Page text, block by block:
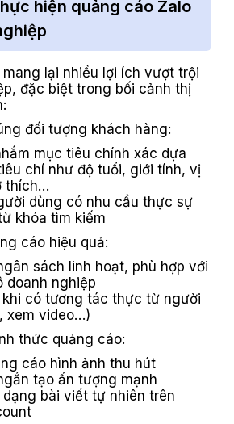
hiện quảng cáo Zalo
lại nhiều lợi ích vượt trội
đặc biệt trong bối cảnh thị
đối tượng khách hàng:
mục tiêu chính xác dựa
chí như độ tuổi, giới tính, vị
thích…
dùng có nhu cầu thực sự
khóa tìm kiếm
cáo hiệu quả:
sách linh hoạt, phù hợp với
doanh nghiệp
khi có tương tác thực từ người
xem video…)
thức quảng cáo:
cáo hình ảnh thu hút
tạo ấn tượng mạnh
dạng bài viết tự nhiên trên